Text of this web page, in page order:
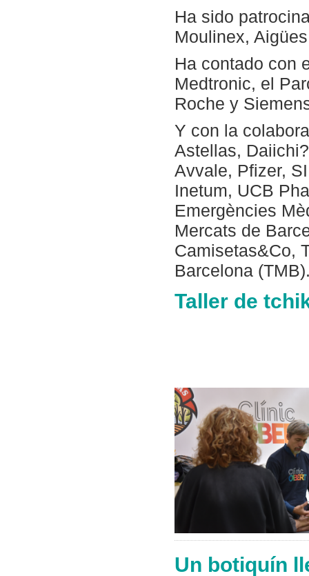
Ha sido
Moulinex,
Ha contado con
Medtronic, el
Roche y
Y con la
Astellas,
Avvale, Pfizer,
Inetum, UCB
Emergències
Mercats de
Camisetas&Co,
Barcelona
Taller de
Un botiquín